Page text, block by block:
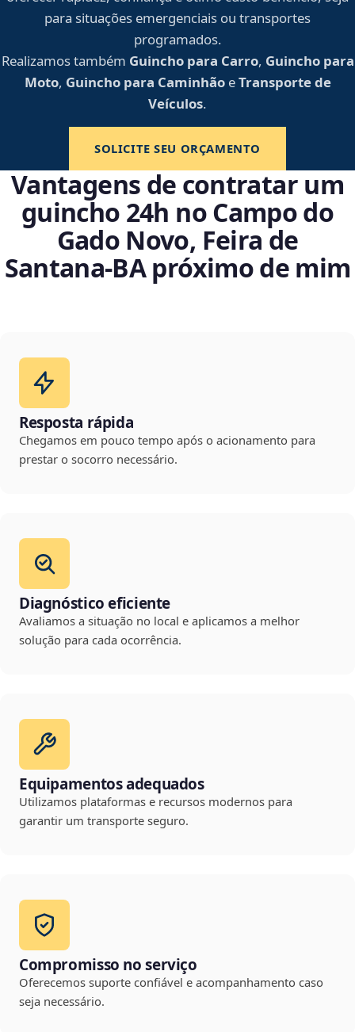
para situações emergenciais ou transportes
programados.
Realizamos também Guincho para Carro, Guincho para
Moto, Guincho para CaminhãoeTransporte de
Veículos.
SOLICITE SEU ORÇAMENTO
Vantagens de contratar um
guincho 24h no Campo do
Gado Novo, Feira de
Santana‑BA próximo de mim
Resposta rápida
Chegamos em pouco tempo após o acionamento para
prestar o socorro necessário.
Diagnóstico eficiente
Avaliamos a situação no local e aplicamos a melhor
solução para cada ocorrência.
Equipamentos adequados
Utilizamos plataformas e recursos modernos para
garantir um transporte seguro.
Compromisso no serviço
Oferecemos suporte confiável e acompanhamento caso
seja necessário.